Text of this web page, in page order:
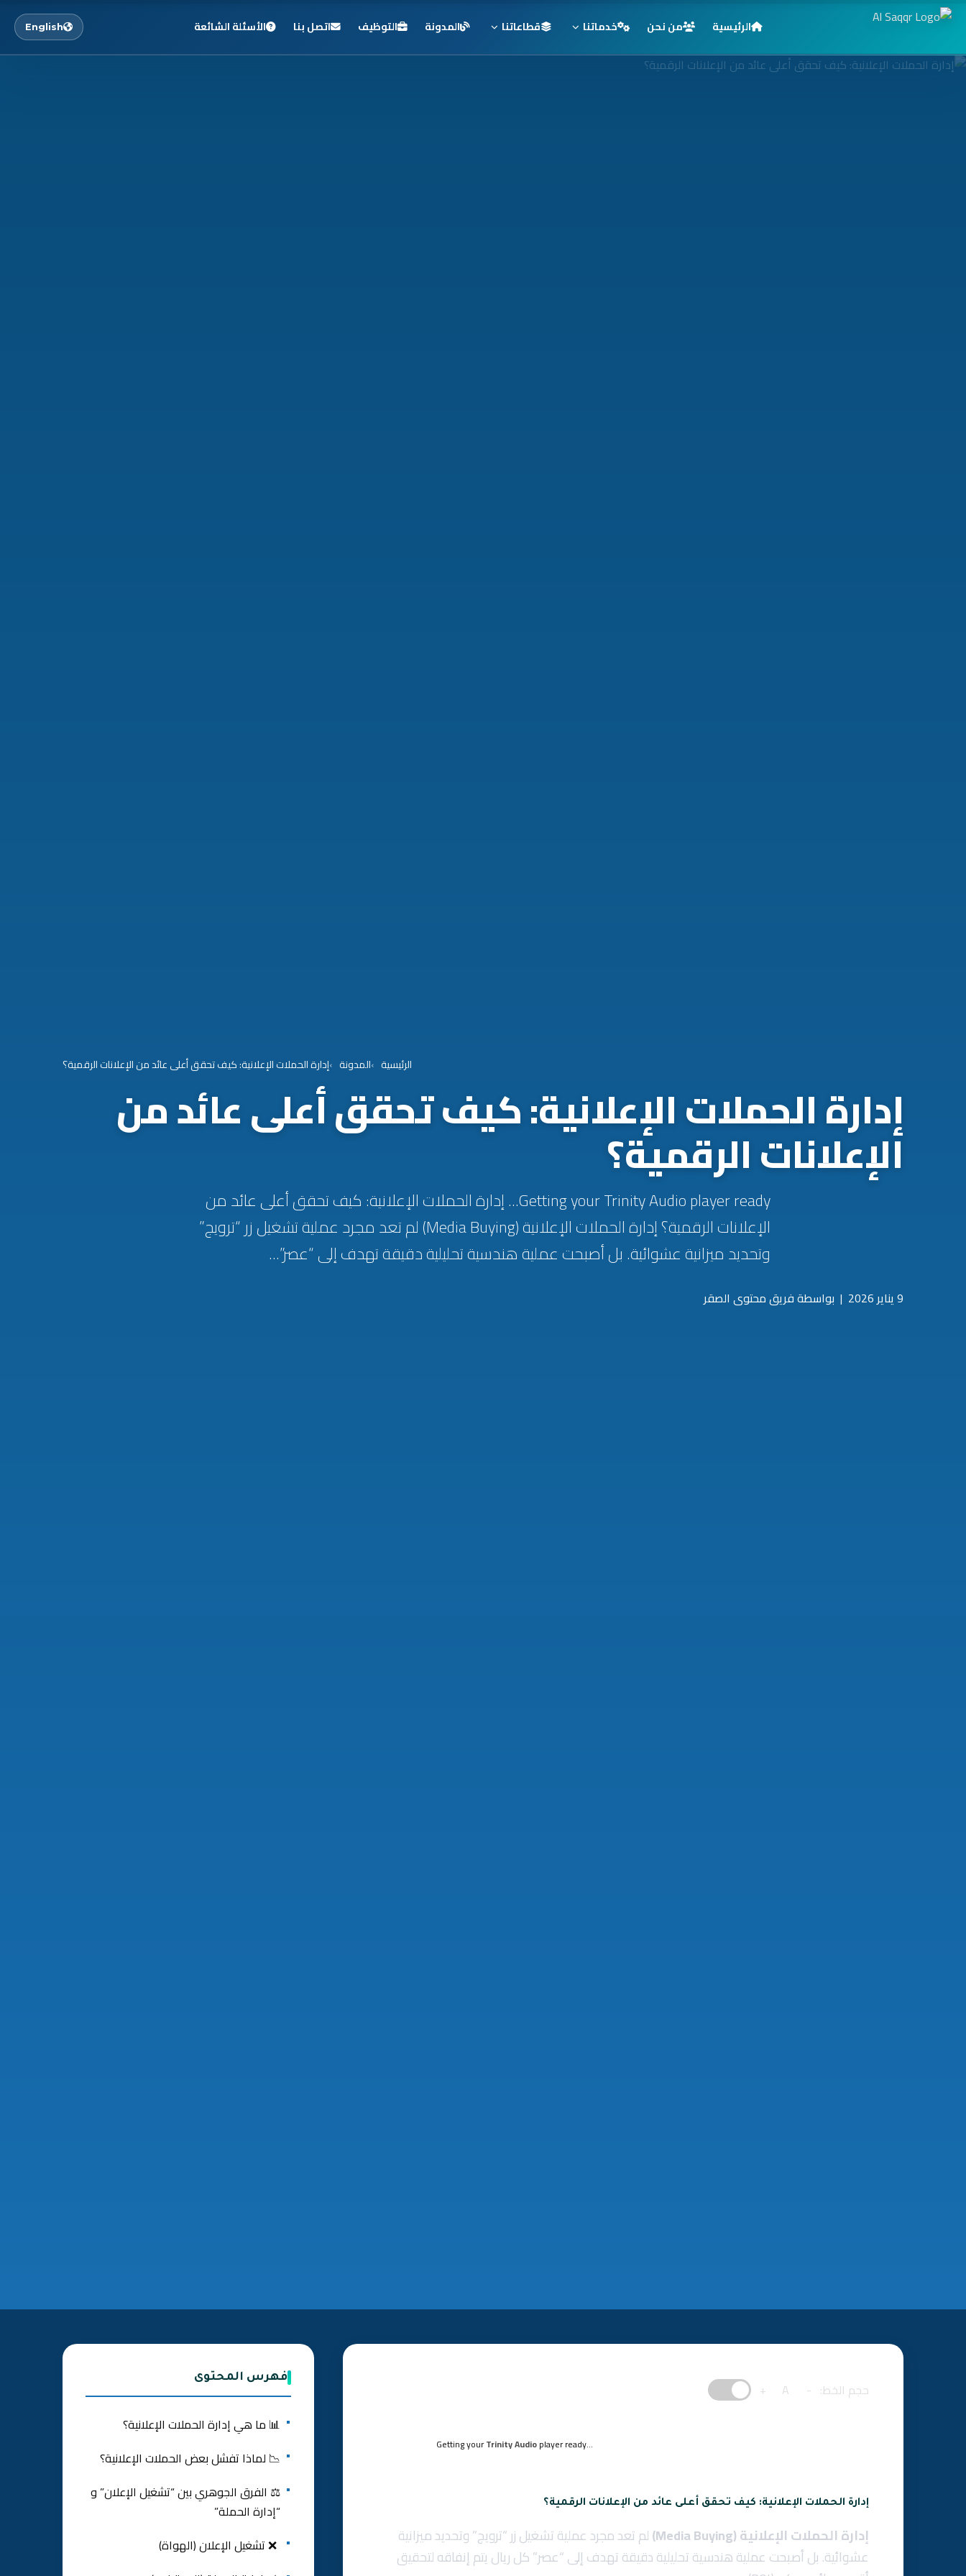
الرئيسية من نحن خدماتنا قطاعاتنا المدونة التوظيف اتصل بنا الأسئلة الشائعة English
الرئيسية المدونة إدارة الحملات الإعلانية: كيف تحقق أعلى عائد من الإعلانات الرقمية؟
إدارة الحملات الإعلانية: كيف تحقق أعلى عائد من
الإعلانات الرقمية؟
Getting your Trinity Audio player ready... إدارة الحملات الإعلانية: كيف تحقق أعلى عائد من
الإعلانات الرقمية؟ إدارة الحملات الإعلانية (Media Buying) لم تعد مجرد عملية تشغيل زر “ترويج”
وتحديد ميزانية عشوائية. بل أصبحت عملية هندسية تحليلية دقيقة تهدف إلى “عصر”...
9 يناير 2026 | بواسطة فريق محتوى الصقر
حجم الخط: -
A
+
Getting yourTrinity Audioplayer ready...
إدارة الحملات الإعلانية: كيف تحقق أعلى عائد من الإعلانات الرقمية؟
إدارة الحملات الإعلانية (Media Buying)
لم تعد مجرد عملية تشغيل زر “ترويج” وتحديد ميزانية
عشوائية. بل أصبحت عملية هندسية تحليلية دقيقة تهدف إلى “عصر” كل ريال يتم إنفاقه لتحقيق
فهرس المحتوى
📊 ما هي إدارة الحملات الإعلانية؟
📉 لماذا تفشل بعض الحملات الإعلانية؟
⚖️ الفرق الجوهري بين “تشغيل الإعلان” و
“إدارة الحملة”
❌ تشغيل الإعلان (الهواة)